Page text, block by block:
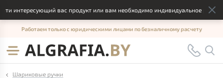
интересующий вас продукт или вам необходимо индивидуальное
Работаем только с юридическими лицами по безналичному расчету
Шариковые ручки